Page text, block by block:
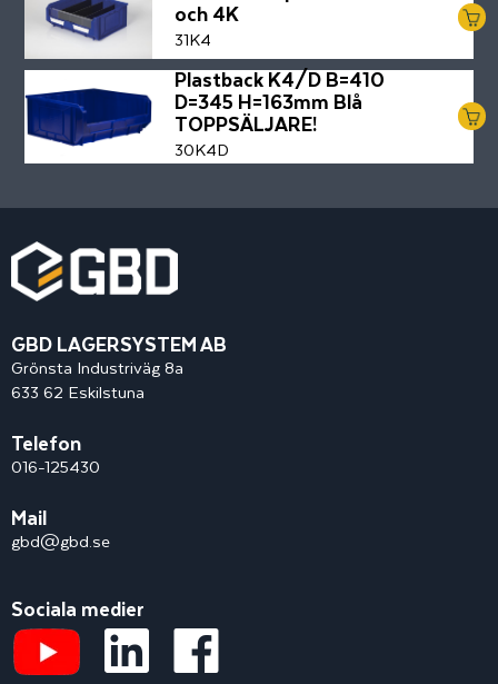
och 4K
31K4
Plastback K4/D B=410
D=345 H=163mm Blå
TOPPSÄLJARE!
30K4D
GBD LAGERSYSTEM AB
Grönsta Industriväg 8a
633 62 Eskilstuna
Telefon
016-125430
Mail
gbd@gbd.se
Sociala medier